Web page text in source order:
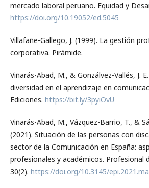
mercado laboral peruano. Equidad y
https://doi.org/10.19052/ed.5045
Villafañe-Gallego, J. (1999). La gestión
corporativa. Pirámide.
Viñarás-Abad, M., & Gonzálvez-Vallés, J.
diversidad en el aprendizaje en
Ediciones. https://bit.ly/3pyiOvU
Viñarás-Abad, M., Vázquez-Barrio, T., &
(2021). Situación de las personas con
sector de la Comunicación en España:
profesionales y académicos. Profesional
30(2). https://doi.org/10.3145/